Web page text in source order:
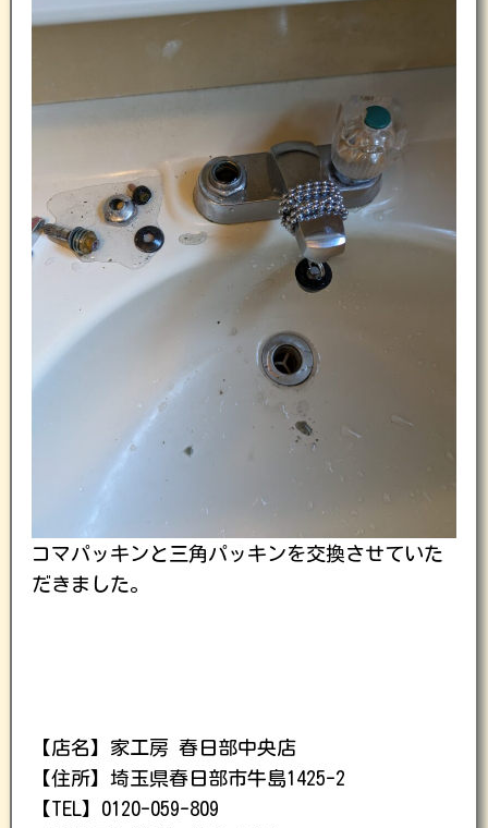
コマパッキンと三角パッキンを交換させていた
だきました。
【店名】家工房 春日部中央店
【住所】埼玉県春日部市牛島1425-2
【TEL】0120-059-809